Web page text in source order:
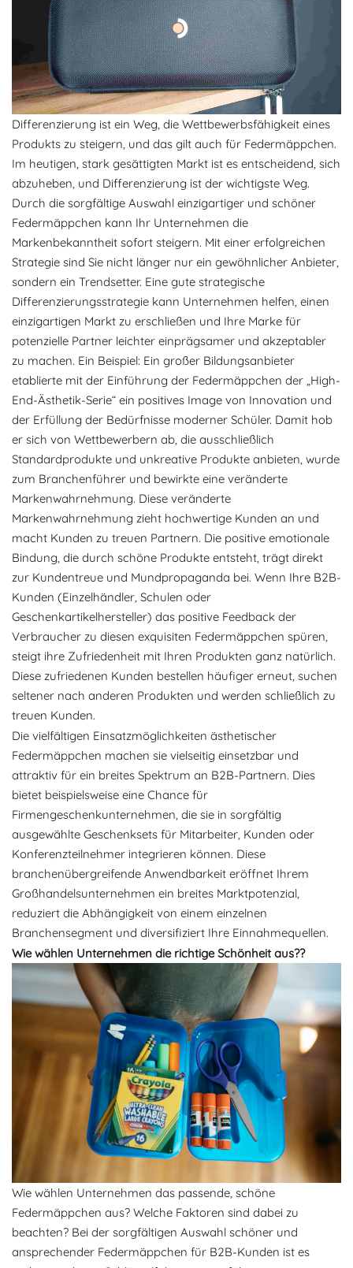
Differenzierung ist ein Weg, die Wettbewerbsfähigkeit eines
Produkts zu steigern, und das gilt auch für Federmäppchen.
Im heutigen, stark gesättigten Markt ist es entscheidend, sich
abzuheben, und Differenzierung ist der wichtigste Weg.
Durch die sorgfältige Auswahl einzigartiger und schöner
Federmäppchen kann Ihr Unternehmen die
Markenbekanntheit sofort steigern. Mit einer erfolgreichen
Strategie sind Sie nicht länger nur ein gewöhnlicher Anbieter,
sondern ein Trendsetter. Eine gute strategische
Differenzierungsstrategie kann Unternehmen helfen, einen
einzigartigen Markt zu erschließen und Ihre Marke für
potenzielle Partner leichter einprägsamer und akzeptabler
zu machen. Ein Beispiel: Ein großer Bildungsanbieter
etablierte mit der Einführung der Federmäppchen der „High-
End-Ästhetik-Serie“ ein positives Image von Innovation und
der Erfüllung der Bedürfnisse moderner Schüler. Damit hob
er sich von Wettbewerbern ab, die ausschließlich
Standardprodukte und unkreative Produkte anbieten, wurde
zum Branchenführer und bewirkte eine veränderte
Markenwahrnehmung. Diese veränderte
Markenwahrnehmung zieht hochwertige Kunden an und
macht Kunden zu treuen Partnern. Die positive emotionale
Bindung, die durch schöne Produkte entsteht, trägt direkt
zur Kundentreue und Mundpropaganda bei. Wenn Ihre B2B-
Kunden (Einzelhändler, Schulen oder
Geschenkartikelhersteller) das positive Feedback der
Verbraucher zu diesen exquisiten Federmäppchen spüren,
steigt ihre Zufriedenheit mit Ihren Produkten ganz natürlich.
Diese zufriedenen Kunden bestellen häufiger erneut, suchen
seltener nach anderen Produkten und werden schließlich zu
treuen Kunden.
Die vielfältigen Einsatzmöglichkeiten ästhetischer
Federmäppchen machen sie vielseitig einsetzbar und
attraktiv für ein breites Spektrum an B2B-Partnern. Dies
bietet beispielsweise eine Chance für
Firmengeschenkunternehmen, die sie in sorgfältig
ausgewählte Geschenksets für Mitarbeiter, Kunden oder
Konferenzteilnehmer integrieren können. Diese
branchenübergreifende Anwendbarkeit eröffnet Ihrem
Großhandelsunternehmen ein breites Marktpotenzial,
reduziert die Abhängigkeit von einem einzelnen
Branchensegment und diversifiziert Ihre Einnahmequellen.
Wie wählen Unternehmen die richtige Schönheit aus??
Wie wählen Unternehmen das passende, schöne
Federmäppchen aus? Welche Faktoren sind dabei zu
beachten? Bei der sorgfältigen Auswahl schöner und
ansprechender Federmäppchen für B2B-Kunden ist es